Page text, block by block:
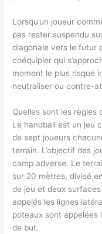
Lorsqu’un joueur
pas rester suspendu
diagonale vers le futur
coéquipier qui
moment le plus risqué
neutraliser ou contre-
Quelles sont les règles
Le handball est un jeu
de sept joueurs
terrain. L’objectif des
camp adverse. Le
sur 20 mètres, divisé
de jeu et deux
appelés les lignes
poteaux sont appelées
de but.